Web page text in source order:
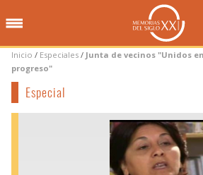
Inicio / Especiales / Junta de vecinos "Unidos
progreso"
Especial